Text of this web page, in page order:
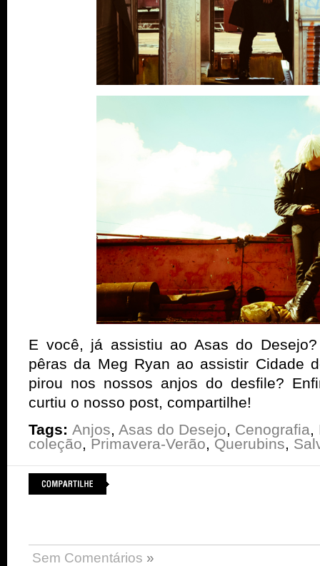
E você, já assistiu ao Asas do
pêras da Meg Ryan ao assistir Cidade
pirou nos nossos anjos do desfile?
curtiu o nosso post, compartilhe!
Tags: Anjos, Asas do Desejo, Cenografia,
coleção, Primavera-Verão, Querubins,
Sem Comentários »